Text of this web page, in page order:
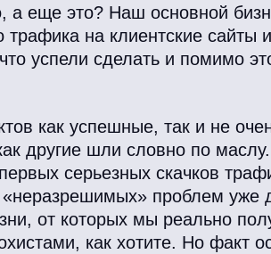
а еще это? Наш основной
трафика на клиентские сайты
успели сделать и помимо
как успешные, так и не
другие шли словно по
серьезных скачков
проблем уже
от которых мы реально
как хотите. Но факт